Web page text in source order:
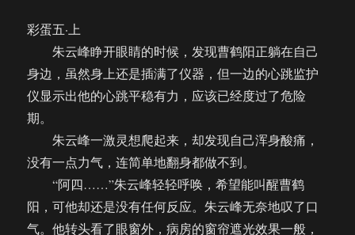
到
头
了！
（彩
五
中）
彩蛋五·上
朱云峰睁开眼睛的时候，发现曹鹤阳正躺在自己
身边，虽然身上还是插满了仪器，但一边的心跳监护
仪显示出他的心跳平稳有力，应该已经度过了危险
期。
朱云峰一激灵想爬起来，却发现自己浑身酸痛，
没有一点力气，连简单地翻身都做不到。
“阿四……”朱云峰轻轻呼唤，希望能叫醒曹鹤
阳，可他却还是没有任何反应。朱云峰无奈地叹了口
气。他转头看了眼窗外，病房的窗帘遮光效果一般，